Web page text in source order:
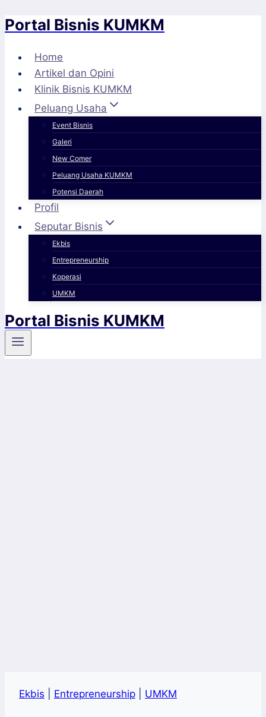
Skip
content
Portal Bisnis KUMKM
Home
Artikel dan Opini
Klinik Bisnis KUMKM
Peluang Usaha
Event Bisnis
Galeri
New Comer
Peluang Usaha KUMKM
Potensi Daerah
Profil
Seputar Bisnis
Ekbis
Entrepreneurship
Koperasi
UMKM
Portal Bisnis KUMKM
Ekbis Entrepreneurship UMKM